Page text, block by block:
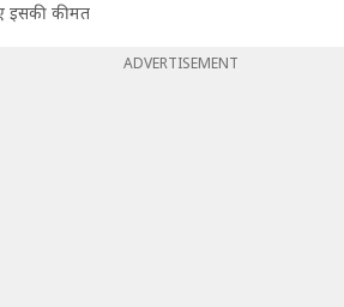
इसकी कीमत
ADVERTISEMENT